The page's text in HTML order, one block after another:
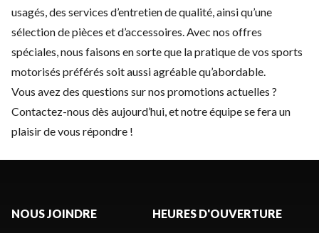
usagés, des services d’entretiende qualité, ainsi qu’une
sélection depièces et d’accessoires. Avec nos offres
spéciales, nous faisons en sorte que la pratique de vos sports
motorisés préférés soit aussi agréable qu’abordable.
Vous avez des questions sur nos promotions actuelles ?
Contactez-nous dès aujourd’hui, et notre équipe se fera un
plaisir de vous répondre !
NOUS JOINDRE HEURES D'OUVERTURE